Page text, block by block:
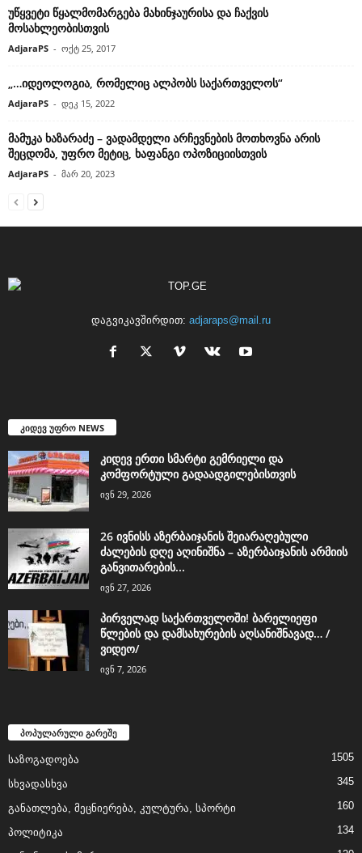
უწყვეტი წყალმომარგება მახინჯაურისა და ჩაქვის
მოსახლეობისთვის
AdjaraPS - ოქტ 25, 2017
„…იდეოლოგია, რომელიც ალპობს საქართველოს“
AdjaraPS - დეკ 15, 2022
მამუკა ხაზარაძე – ვადამდელი არჩევნების მოთხოვნა არის
შეცდომა, უფრო მეტიც, ხაფანგი ოპოზიციისთვის
AdjaraPS - მარ 20, 2023
დაგვიკავშირდით: adjaraps@mail.ru
კიდევ უფრო NEWS
კიდევ ერთი სმარტი გემრიელი და
კომფორტული გადაადგილებისთვის
ივნ 29, 2026
26 ივნისს აზერბაიჯანის შეიარაღებული
ძალების დღე აღინიშნა – აზერბაიჯანის არმიის
განვითარების...
ივნ 27, 2026
პირველად საქართველოში! ბარელიეფი
წლების და დამსახურების აღსანიშნავად… /
ვიდეო/
ივნ 7, 2026
პოპულარული გარეშე
საზოგადოება 1505
სხვადასხვა 345
განათლება, მეცნიერება, კულტურა, სპორტი 160
პოლიტიკა 134